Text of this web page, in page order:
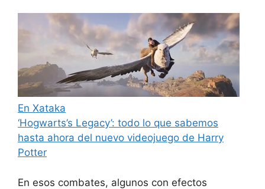
En Xataka
‘Hogwarts’s Legacy’: todo lo que sabemos
hasta ahora del nuevo videojuego de Harry
Potter
En esos combates, algunos con efectos